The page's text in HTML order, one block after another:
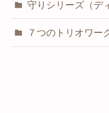
守りシリーズ（デ
７つのトリオワー